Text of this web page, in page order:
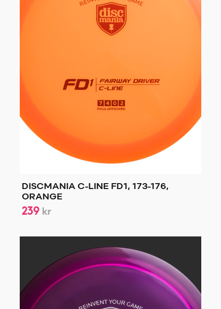
DISCMANIA C-LINE FD1, 173-176,
ORANGE
239 kr